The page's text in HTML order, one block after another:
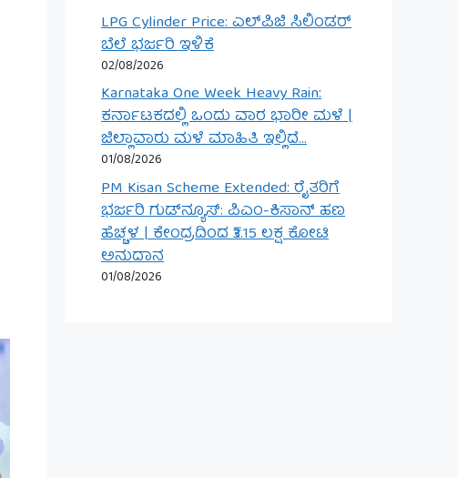
LPG Cylinder Price: ಎಲ್‌ಪಿಜಿ ಸಿಲಿಂಡರ್
ಬೆಲೆ ಭರ್ಜರಿ ಇಳಿಕೆ
02/08/2026
Karnataka One Week Heavy Rain:
ಕರ್ನಾಟಕದಲ್ಲಿ ಒಂದು ವಾರ ಭಾರೀ ಮಳೆ |
ಜಿಲ್ಲಾವಾರು ಮಳೆ ಮಾಹಿತಿ ಇಲ್ಲಿದೆ…
01/08/2026
PM Kisan Scheme Extended: ರೈತರಿಗೆ
ಭರ್ಜರಿ ಗುಡ್‌ನ್ಯೂಸ್: ಪಿಎಂ-ಕಿಸಾನ್ ಹಣ
ಹೆಚ್ಚಳ | ಕೇಂದ್ರದಿಂದ ₹3.15 ಲಕ್ಷ ಕೋಟಿ
ಅನುದಾನ
01/08/2026